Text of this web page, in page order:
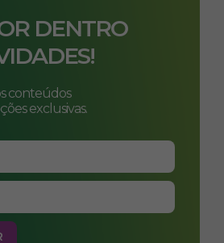
DENTRO
conteúdos
exclusivas.